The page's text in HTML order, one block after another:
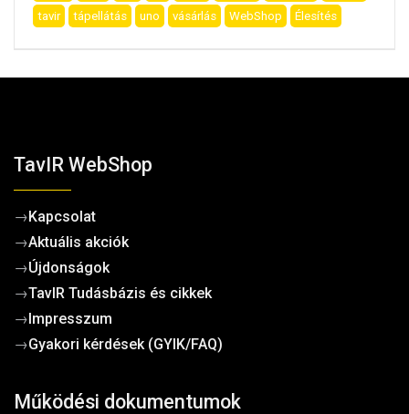
tavir
tápellátás uno vásárlás WebShop Élesítés
TavIR WebShop
→Kapcsolat
→Aktuális akciók
→Újdonságok
→TavIR Tudásbázis és cikkek
→Impresszum
→Gyakori kérdések (GYIK/FAQ)
Működési dokumentumok